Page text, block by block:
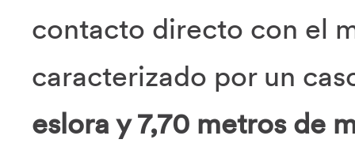
contacto directo con el
caracterizado por un
eslora y 7,70 metros de